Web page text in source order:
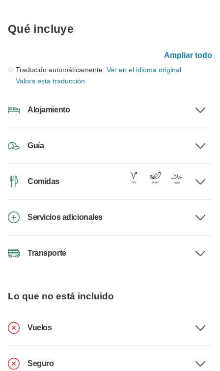
Qué incluye
Ampliar todo
Traducido automáticamente. Ver en el idioma original
Valora esta traducción
Alojamiento
Guía
Comidas
Servicios adicionales
Transporte
Lo que no está incluido
Vuelos
Seguro